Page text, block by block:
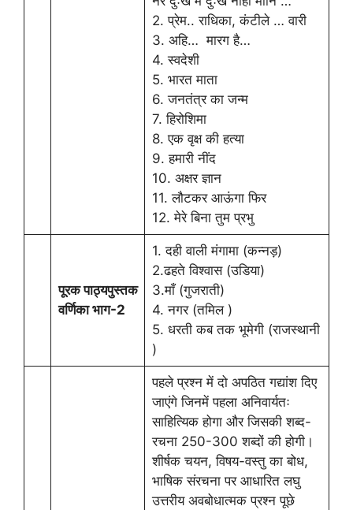
2. प्रेम.. राधिका, कंटीले … वारी
3. अहि… मारग है…
4. स्वदेशी
5. भारत माता
6. जनतंत्र का जन्म
7. हिरोशिमा
8. एक वृक्ष की हत्या
9. हमारी नींद
10. अक्षर ज्ञान
11. लौटकर आऊंगा फिर
12. मेरे बिना तुम प्रभु
पूरक पाठ्यपुस्तक
वर्णिका भाग-2
1. दही वाली मंगामा (कन्नड़)
2.ढहते विश्वास (उडिया)
3.माँ (गुजराती)
4. नगर (तमिल )
5. धरती कब तक भूमेगी (राजस्थानी
)
पहले प्रश्न में दो अपठित गद्यांश दिए
जाएंगे जिनमें पहला अनिवार्यतः
साहित्यिक होगा और जिसकी शब्द-
रचना 250-300 शब्दों की होगी।
शीर्षक चयन, विषय-वस्तु का बोध,
भाषिक संरचना पर आधारित लघु
उत्तरीय अवबोधात्मक प्रश्न पूछे